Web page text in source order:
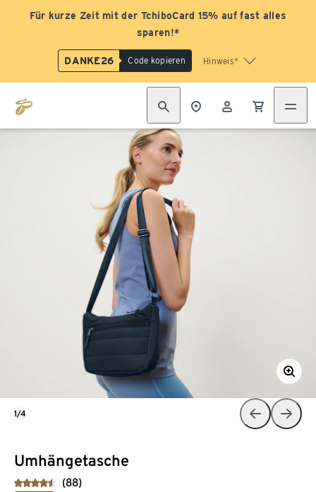
Für kurze Zeit mit der TchiboCard 15% auf fast alles
sparen!*
DANKE26 Code kopieren Hinweis*
Umhängetasche
(88)
1/4